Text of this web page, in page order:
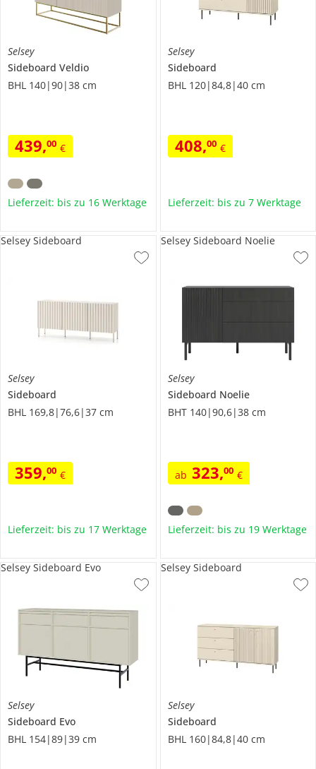
Selsey
Sideboard Veldio
BHL 140|90|38 cm
439,00 €
Lieferzeit: bis zu 16 Werktage
Selsey
Sideboard
BHL 120|84,8|40 cm
408,00 €
Lieferzeit: bis zu 7 Werktage
Selsey
Sideboard
BHL 169,8|76,6|37 cm
359,00 €
Selsey Sideboard
Lieferzeit: bis zu 17 Werktage
Selsey
Sideboard Noelie
BHT 140|90,6|38 cm
ab 323,00 €
Selsey Sideboard Noelie
Lieferzeit: bis zu 19 Werktage
Selsey
Sideboard Evo
BHL 154|89|39 cm
Selsey Sideboard Evo
Selsey
Sideboard
BHL 160|84,8|40 cm
Selsey Sideboard